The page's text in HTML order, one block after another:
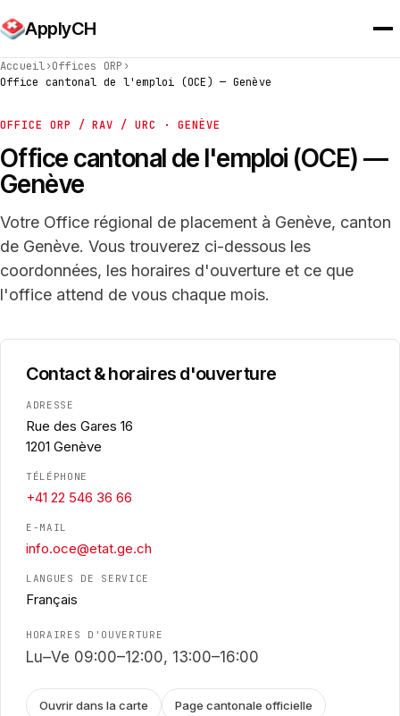
ApplyCH
Accueil›Offices ORP ›
Office cantonal de l'emploi (OCE) — Genève
OFFICE ORP / RAV / URC · GENÈVE
Office cantonal de l'emploi (OCE) —
Genève
Votre Office régional de placement à Genève, canton
de Genève. Vous trouverez ci-dessous les
coordonnées, les horaires d'ouverture et ce que
l'office attend de vous chaque mois.
Contact & horaires d'ouverture
ADRESSE
Rue des Gares 16
1201 Genève
TÉLÉPHONE
+41 22 546 36 66
E-MAIL
info.oce@etat.ge.ch
LANGUES DE SERVICE
Français
HORAIRES D'OUVERTURE
Lu–Ve 09:00–12:00, 13:00–16:00
Ouvrir dans la carte Page cantonale officielle